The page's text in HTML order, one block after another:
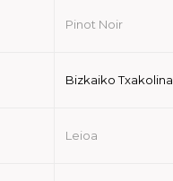
Pinot Noir
Bizkaiko Txakolina
Leioa